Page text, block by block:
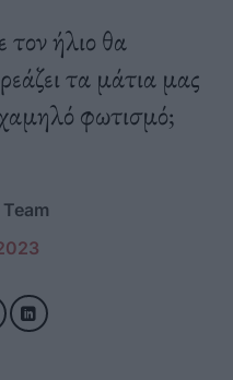
τον ήλιο θα
τα μάτια μας
φωτισμό;